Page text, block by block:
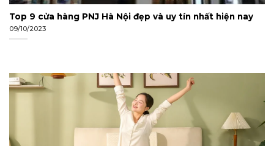
Top 9 cửa hàng PNJ Hà Nội đẹp và uy tín nhất hiện nay
09/10/2023